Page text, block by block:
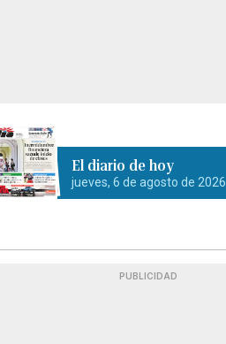
El diario de hoy
jueves, 6 de agosto de 2026
PUBLICIDAD